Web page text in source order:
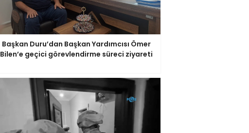
Başkan Duru’dan Başkan Yardımcısı Ömer
Bilen’e geçici görevlendirme süreci ziyareti